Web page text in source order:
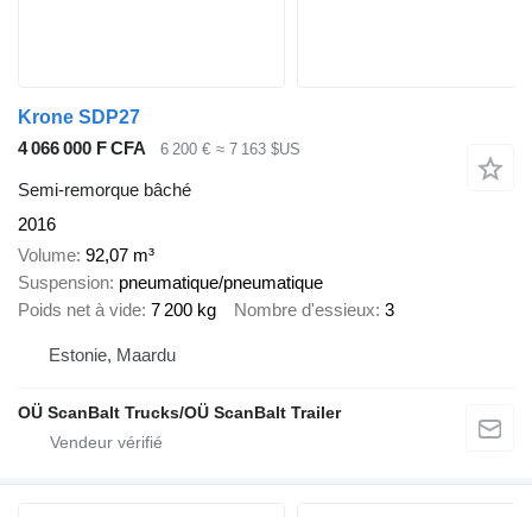
Krone SDP27
4 066 000 F CFA
6 200 € ≈ 7 163 $US
Semi-remorque bâché
2016
Volume 92,07 m³
Suspension pneumatique/pneumatique
Poids net à vide 7 200 kg Nombre d'essieux 3
Estonie, Maardu
OÜ ScanBalt Trucks/OÜ ScanBalt Trailer